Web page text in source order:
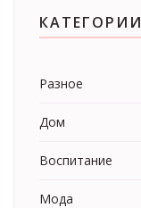
КАТЕГОРИИ
Разное
Дом
Воспитание
Мода